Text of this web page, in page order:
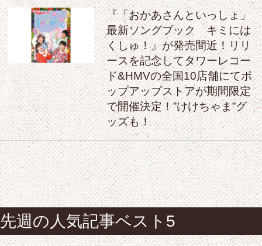
『「おかあさんといっしょ」
最新ソングブック キミには
くしゅ！』が発売間近！リリ
ースを記念してタワーレコー
ド&HMVの全国10店舗にてポ
ップアップストアが期間限定
で開催決定！”けけちゃま”グ
ッズも！
先週の人気記事ベスト5